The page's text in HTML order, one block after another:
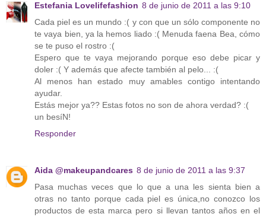
Estefania Lovelifefashion 8 de junio de 2011 a las 9:10
Cada piel es un mundo :( y con que un sólo componente no
te vaya bien, ya la hemos liado :( Menuda faena Bea, cómo
se te puso el rostro :(
Espero que te vaya mejorando porque eso debe picar y
doler :( Y además que afecte también al pelo... :(
Al menos han estado muy amables contigo intentando
ayudar.
Estás mejor ya?? Estas fotos no son de ahora verdad? :(
un besíN!
Responder
Aida @makeupandcares 8 de junio de 2011 a las 9:37
Pasa muchas veces que lo que a una les sienta bien a
otras no tanto porque cada piel es única,no conozco los
productos de esta marca pero si llevan tantos años en el